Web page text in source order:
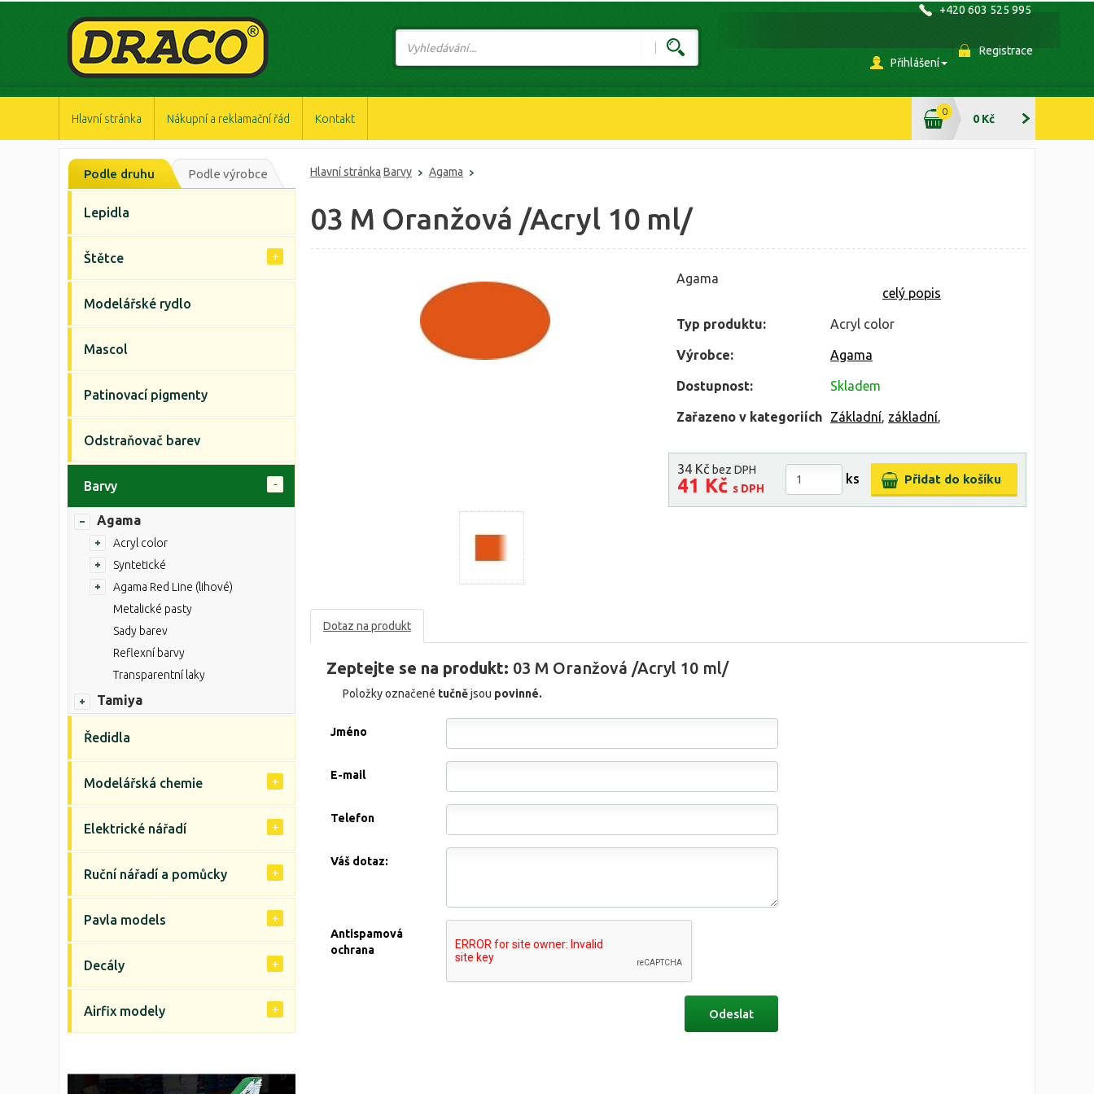
+420 603 525 995
Přihlášení
Registrace
Hlavní stránka Nákupní a reklamační řád Kontakt
0
0 Kč
Hlavní stránka Barvy Agama
03 M Oranžová /Acryl 10 ml/
Agama
celý popis
Typ produktu: Acryl color
Výrobce: Agama
Dostupnost: Skladem
Zařazeno v kategoriích Základní, základní,
34 Kč bez DPH
41 Kč s DPH
ks
Dotaz na produkt
Zeptejte se na produkt: 03 M Oranžová /Acryl 10 ml/
Položky označené tučnějsou povinné.
Jméno
E-mail
Telefon
Váš dotaz:
Antispamová
ochrana
Podle druhu Podle výrobce
Lepidla
Štětce
Modelářské rydlo
Mascol
Patinovací pigmenty
Odstraňovač barev
Barvy
Agama
Acryl color
Syntetické
Agama Red Line (lihové)
Metalické pasty
Sady barev
Reflexní barvy
Transparentní laky
Tamiya
Ředidla
Modelářská chemie
Elektrické nářadí
Ruční nářadí a pomůcky
Pavla models
Decály
Airfix modely